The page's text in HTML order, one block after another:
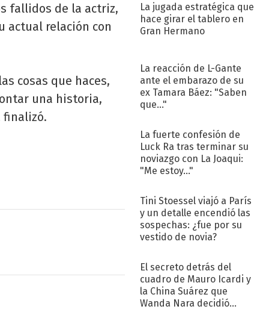
fallidos de la actriz,
actual relación con
cosas que haces,
una historia,
finalizó.
La jugada estratégica que
hace girar el tablero en
Gran Hermano
La reacción de L-Gante
ante el embarazo de su
ex Tamara Báez: "Saben
que..."
La fuerte confesión de
Luck Ra tras terminar su
noviazgo con La Joaqui:
"Me estoy..."
Tini Stoessel viajó a París
y un detalle encendió las
sospechas: ¿fue por su
vestido de novia?
El secreto detrás del
cuadro de Mauro Icardi y
la China Suárez que
Wanda Nara decidió